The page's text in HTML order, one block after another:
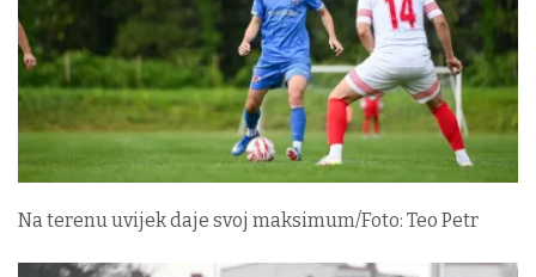
Na terenu uvijek daje svoj maksimum/Foto: Teo Petr